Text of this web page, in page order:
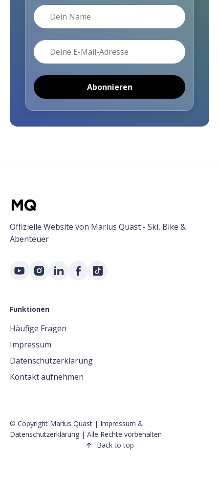
Name
E-Mail
Abonnieren
Offizielle Website von Marius Quast - Ski, Bike &
Abenteuer
Funktionen
Häufige Fragen
Impressum
Datenschutzerklärung
Kontakt aufnehmen
© Copyright Marius Quast | Impressum &
Datenschutzerklärung | Alle Rechte vorbehalten
Back to top